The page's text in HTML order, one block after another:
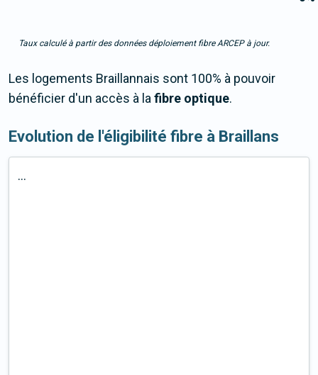
Taux calculé à partir des données déploiement fibre ARCEP à jour.
Les logements Braillannais sont 100% à pouvoir
bénéficier d'un accès à lafibre optique.
Evolution de l'éligibilité fibre à Braillans
...